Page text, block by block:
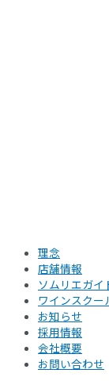
理念
店舗情報
ソムリエガイ
ワインスクー
お知らせ
採用情報
会社概要
お問い合わせ